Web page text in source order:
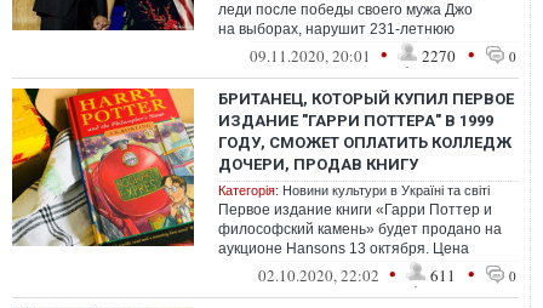
леди после победы своего мужа Джо
на выборах, нарушит 231-летнюю
традицию всех жен президентов США.
09.11.2020, 20:01 • 2270 • 0
БРИТАНЕЦ, КОТОРЫЙ КУПИЛ ПЕРВОЕ
ИЗДАНИЕ "ГАРРИ ПОТТЕРА" В 1999
ГОДУ, СМОЖЕТ ОПЛАТИТЬ КОЛЛЕДЖ
ДОЧЕРИ, ПРОДАВ КНИГУ
Категорія: Новини культури в Україні та світі
Первое издание книги «Гарри Поттер и
философский камень» будет продано на
аукционе Hansons 13 октября. Цена
ожидается в пределах 20-30 тысяч
02.10.2020, 22:02 • 611 • 0